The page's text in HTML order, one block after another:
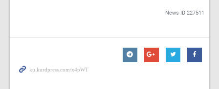
News ID227511